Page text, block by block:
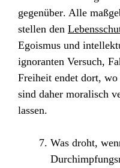
gegenüber. Alle
stellen den
Egoismus und
ignoranten Versuch,
Freiheit endet dort,
sind daher moralisch
lassen.
Was droht,